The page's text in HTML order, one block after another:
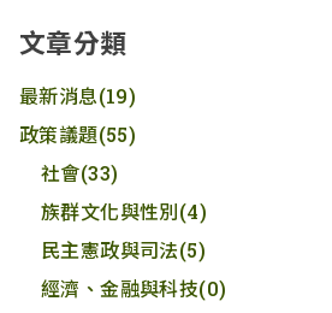
文章分類
最新消息(19)
政策議題(55)
社會(33)
族群文化與性別(4)
民主憲政與司法(5)
經濟、金融與科技(0)